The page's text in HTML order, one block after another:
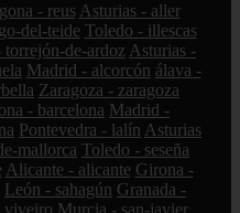
- reus Asturias - aller
del-teide Toledo - illescas
de-ardoz Asturias -
Madrid - alcorcón álava -
Zaragoza - zaragoza
- barcelona Madrid -
Pontevedra - lalín Asturias
mallorca Toledo - seseña
Alicante - alicante Girona -
León - sahagún Granada -
viveiro Murcia - san-javier